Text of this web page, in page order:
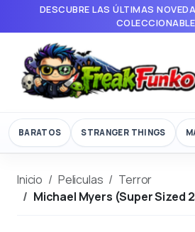
DESCUBRE LAS ÚLTIMAS
BARATOS STRANGER THINGS
Inicio Peliculas
Terror
Michael Myers (Super Sized